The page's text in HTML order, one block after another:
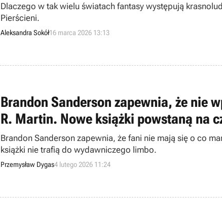
Dlaczego w tak wielu światach fantasy występują
Pierścieni.
Aleksandra Sokół16 marca 2026 13:13
Brandon Sanderson zapewnia, że nie
R. Martin. Nowe książki powstaną na
Brandon Sanderson zapewnia, że fani nie mają się o co
książki nie trafią do wydawniczego limbo.
Przemysław Dygas4 lutego 2026 11:24